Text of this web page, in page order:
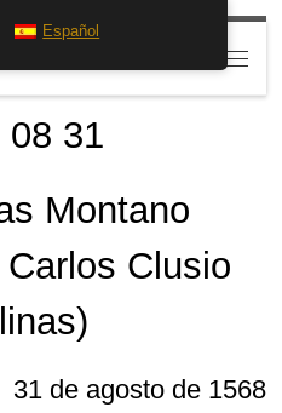
Search
08 31
Montano
Clusio
31 de agosto de 1568
Español